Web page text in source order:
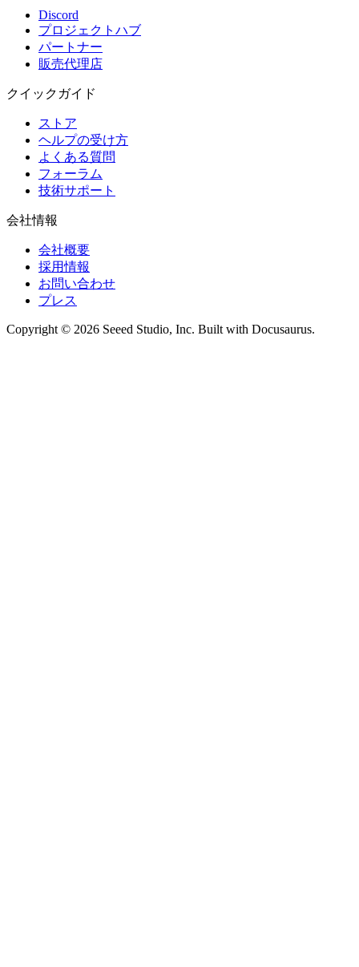
Discord
プロジェクトハブ
パートナー
販売代理店
クイックガイド
ストア
ヘルプの受け方
よくある質問
フォーラム
技術サポート
会社情報
会社概要
採用情報
お問い合わせ
プレス
Copyright © 2026 Seeed Studio, Inc. Built with Docusaurus.